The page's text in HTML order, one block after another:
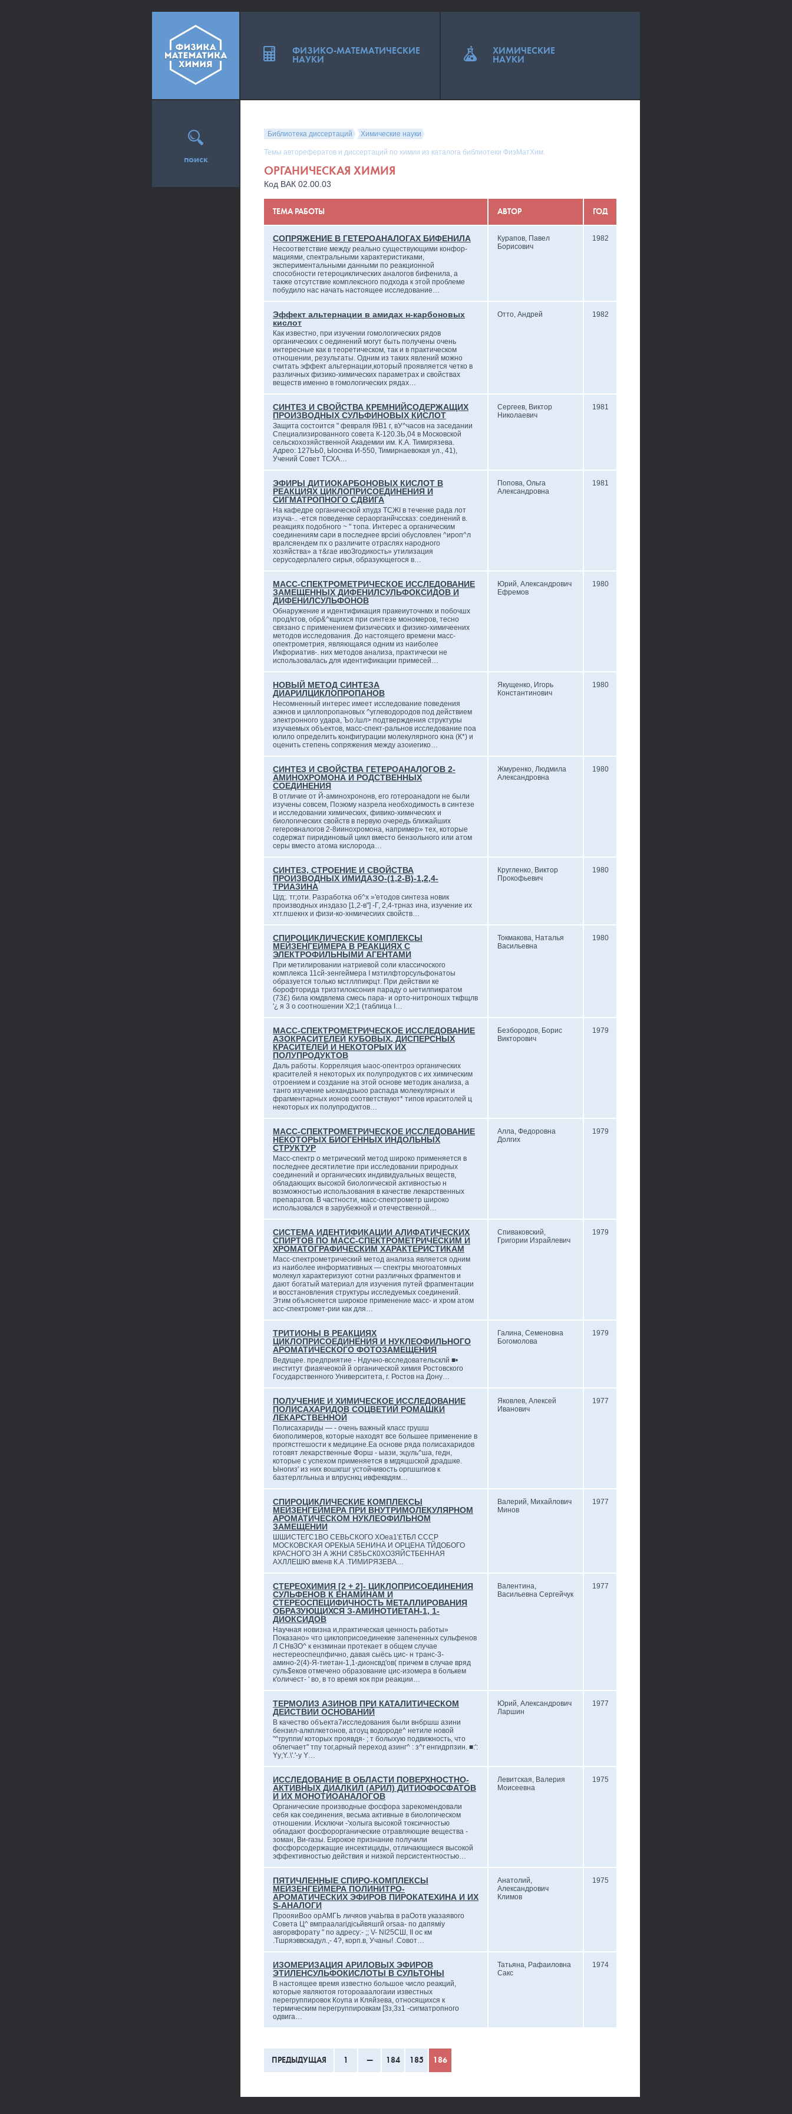
Библиотека диссертаций Химические науки
Темы авторефератов и диссертаций по химии из каталога библиотеки ФизМатХим.
ОРГАНИЧЕСКАЯ ХИМИЯ
Код ВАК 02.00.03
ТЕМА РАБОТЫ АВТОР ГОД
СОПРЯЖЕНИЕ В ГЕТЕРОАНАЛОГАХ БИФЕНИЛА
Несоответствие между реально существующими конфор-
мациями, спектральными характеристиками,
экспериментальными данными по реакционной
способности гетероциклических аналогов бифенила, а
также отсутствие комплексного подхода к этой проблеме
побудило нас начать настоящее исследование…
Курапов, Павел
Борисович
1982
Эффект альтернации в амидах н-карбоновых
кислот
Как известно, при изучении гомологических рядов
органических с оединений могут быть получены очень
интересные как в теоретическом, так и в практическом
отношении, результаты. Одним из таких явлений можно
считать эффект альтернации,который проявляется четко в
различных физико-химических параметрах и свойствах
веществ именно в гомологических рядах…
Отто, Андрей 1982
СИНТЕЗ И СВОЙСТВА КРЕМНИЙСОДЕРЖАЩИХ
ПРОИЗВОДНЫХ СУЛЬФИНОВЫХ КИСЛОТ
Защита состоится " февраля I9B1 г, вУ^часов на заседании
Специализированного совета К-120.3Ь,04 в Московской
сельскохозяйственной Академии им. К.А. Тимирязева.
Адрео: 127ЬЬ0, Ыоснва И-550, Тимирнаевокая ул., 41),
Учений Совет ТСХА…
Сергеев, Виктор
Николаевич
1981
ЭФИРЫ ДИТИОКАРБОНОВЫХ КИСЛОТ В
РЕАКЦИЯХ ЦИКЛОПРИСОЕДИНЕНИЯ И
СИГМАТРОПНОГО СДВИГА
На кафедре органической хпудз ТСЖІ в теченке рада лот
изуча-.. -ется поведенке сераорганйчссказ: соединений в.
реакциях подобного ~ " топа. Интерес а органическим
соединениям сари в последнее врсіиі обусловлен ^ироп^л
вралсяендем пх о различите отраслях народного
хозяйства» а т&гае ивоЗгодикость» утилизация
серусодерлалего сирья, образующегося в…
Попова, Ольга
Александровна
1981
МАСС-СПЕКТРОМЕТРИЧЕСКОЕ ИССЛЕДОВАНИЕ
ЗАМЕЩЕННЫХ ДИФЕНИЛСУЛЬФОКСИДОВ И
ДИФЕНИЛСУЛЬФОНОВ
Обнаружение и идентификация пракеиуточнмх и побочшх
прод/ктов, обр&^кщихся при синтезе мономеров, тесно
связано с применением физических и физико-химичеених
методов исследования. До настоящего времени масс-
опектрометрия, являющаяся одним из наиболее
Икфориатив-. них методов анализа, практически не
использовалась для идентификации примесей…
Юрий, Александрович
Ефремов
1980
НОВЫЙ МЕТОД СИНТЕЗА
ДИАРИЛЦИКЛОПРОПАНОВ
Несомненный интерес имеет исследование поведения
аэкнов и циллопропановых ^углеводородов под действием
электронного удара, Ъо:/шл> подтверждения структуры
изучаемых объектов, масс-спект-ральнов исследование поа
юлило определить конфигурации молекулярного юна (К*) и
оценить степень сопряжения между азоиегико…
Якущенко, Игорь
Константинович
1980
СИНТЕЗ И СВОЙСТВА ГЕТЕРОАНАЛОГОВ 2-
АМИНОХРОМОНА И РОДСТВЕННЫХ
СОЕДИНЕНИЯ
В отличие от Й-аминохрононв, его готероанадоги не были
изучены совсем, Поэюму назрела необходимость в синтезе
и исследовании химических, фивико-химнческих и
биологических свойств в первую очередь ближайших
гегеровналогов 2-8иинохромона, например» тех, которые
содержат пиридиновый цикл вместо бензольного или атом
серы вместо атома кислорода…
Жмуренко, Людмила
Александровна
1980
СИНТЕЗ, СТРОЕНИЕ И СВОЙСТВА
ПРОИЗВОДНЫХ ИМИДАЗО-(1,2-В)-1,2,4-
ТРИАЗИНА
Цгд;. тг;оти. Разработка об^х »'етодов синтеза новик
производных инздазо [1,2-в"] -Г, 2,4-трназ ина, изучение их
хтг.пшекнх и физи-ко-хнмичесиих свойств…
Кругленко, Виктор
Прокофьевич
1980
СПИРОЦИКЛИЧЕСКИЕ КОМПЛЕКСЫ
МЕЙЗЕНГЕЙМЕРА В РЕАКЦИЯХ С
ЭЛЕКТРОФИЛЬНЫМИ АГЕНТАМИ
При метилировании натриевой соли классичоского
комплекса 11сй-зенгеймера I мзтилфторсульфонатоы
образуется только мстллпикрцт. При действии ке
борофторида тризтилоксония параду о ыетилпикратом
(73£) била юмдвлема смесь пара- и орто-нитроношх ткфщлв
'¿ я 3 о соотношении Х2;1 (таблица I…
Токмакова, Наталья
Васильевна
1980
МАСС-СПЕКТРОМЕТРИЧЕСКОЕ ИССЛЕДОВАНИЕ
АЗОКРАСИТЕЛЕЙ КУБОВЫХ, ДИСПЕРСНЫХ
КРАСИТЕЛЕЙ И НЕКОТОРЫХ ИХ
ПОЛУПРОДУКТОВ
Даль работы. Корреляция ыаос-опентроэ органических
красителей я некоторых их полупродуктов с их химическим
отроением и создание на этой основе методик анализа, а
танго изучение ыехандзыоо распада молекулярных и
фрагментарных ионов соответствуют* типов ираситолей ц
некоторых их полупродуктов…
Безбородов, Борис
Викторович
1979
МАСС-СПЕКТРОМЕТРИЧЕСКОЕ ИССЛЕДОВАНИЕ
НЕКОТОРЫХ БИОГЕННЫХ ИНДОЛЬНЫХ
СТРУКТУР
Масс-спектр о метрический метод широко применяется в
последнее десятилетие при исследовании природных
соединений и органических индивидуальных веществ,
обладающих высокой биологической активностью н
возможностью использования в качестве лекарственных
препаратов. В частности, масс-спектрометр широко
использовался в зарубежной и отечественной…
Алла, Федоровна
Долгих
1979
СИСТЕМА ИДЕНТИФИКАЦИИ АЛИФАТИЧЕСКИХ
СПИРТОВ ПО МАСС-СПЕКТРОМЕТРИЧЕСКИМ И
ХРОМАТОГРАФИЧЕСКИМ ХАРАКТЕРИСТИКАМ
Масс-спектрометрический метод анализа является одним
из наиболее информативных — спектры многоатомных
молекул характеризуют сотни различных фрагментов и
дают богатый материал для изучения путей фрагментации
и восстановления структуры исследуемых соединений.
Этим объясняется широкое применение масс- и хром атом
асс-спектромет-рии как для…
Спиваковский,
Григории Израйлевич
1979
ТРИТИОНЫ В РЕАКЦИЯХ
ЦИКЛОПРИСОЕДИНЕНИЯ И НУКЛЕОФИЛЬНОГО
АРОМАТИЧЕСКОГО ФОТОЗАМЕЩЕНИЯ
Ведущее. предприятие - Ндучно-всследовательсклй ■•
институт фиаячеокой й органической химия Ростовского
Государственного Университета, г. Ростов на Дону…
Галина, Семеновна
Богомолова
1979
ПОЛУЧЕНИЕ И ХИМИЧЕСКОЕ ИССЛЕДОВАНИЕ
ПОЛИСАХАРИДОВ СОЦВЕТИЙ РОМАШКИ
ЛЕКАРСТВЕННОЙ
Полисахариды — - очень важный класс грушш
биополимеров, которые находят все большее применение в
прогястгешости к медицине.Еа основе ряда полисахаридов
готовят лекарственные Форш - ыази, эцуль^ша, гедн,
которые с успехом применяется в мгдяцшской драдшке.
Ыногиз' из них вошкгшг устойчивость оргшшгиов к
базтерлгльныа и влруснкц ивфеквдям…
Яковлев, Алексей
Иванович
1977
СПИРОЦИКЛИЧЕСКИЕ КОМПЛЕКСЫ
МЕЙЗЕНГЕЙМЕРА ПРИ ВНУТРИМОЛЕКУЛЯРНОМ
АРОМАТИЧЕСКОМ НУКЛЕОФИЛЬНОМ
ЗАМЕЩЕНИИ
ШШИСТЕГС1ВО СЕВЬСКОГО ХОеа1'£ТБЛ СССР
МОСКОВСКАЯ ОРЕКЫА 5ЕНИНА И ОРЦЕНА ТЙДОБОГО
КРАСНОГО ЗН А ЖНИ С85ЬСК0ХОЗЯЙСТБЕННАЯ
АХЛЛЕШЮ вменв К.А .ТИМИРЯЗЕВА…
Валерий, Михайлович
Минов
1977
СТЕРЕОХИМИЯ [2 + 2]- ЦИКЛОПРИСОЕДИНЕНИЯ
СУЛЬФЕНОВ К ЕНАМИНАМ И
СТЕРЕОСПЕЦИФИЧНОСТЬ МЕТАЛЛИРОВАНИЯ
ОБРАЗУЮЩИХСЯ З-АМИНОТИЕТАН-1, 1-
ДИОКСИДОВ
Научная новизна и,практическая ценность работы»
Показано» что циклоприсоединекие запененных сульфенов
Л СНвЗО^ к ензминаи протекает в общем случае
нестереоспецпфично, давая сыёсь цис- н транс-3-
амино-2(4)-Я-тиетан-1,1-дионсвд'ов( причем в случае вряд
суль$еков отмечено образование цис-изомера в болькем
к'оличест- ' во, в то время кок при реакции…
Валентина,
Васильевна Сергейчук
1977
ТЕРМОЛИЗ АЗИНОВ ПРИ КАТАЛИТИЧЕСКОМ
ДЕЙСТВИИ ОСНОВАНИЙ
В качество объекта7исследования были внбршш азини
бензил-алкплкетонов, атоуц водороде^ нетиле новой
"^группи/ которых проявдя- ; т болыхую подвижность, что
облегчает" тпу тог,арный переход азинг^ : з^г енгидрпзин. ■:':
Yy;Y..\'.'-у Y…
Юрий, Александрович
Ларшин
1977
ИССЛЕДОВАНИЕ В ОБЛАСТИ ПОВЕРХНОСТНО-
АКТИВНЫХ ДИАЛКИЛ (АРИЛ) ДИТИОФОСФАТОВ
И ИХ МОНОТИОАНАЛОГОВ
Органические производные фосфора зарекомендовали
себя как соединения, весьма активные в биологическом
отношении. Исключи -'холыга высокой токсичностью
обладают фосфорорганические отравляющие вещества -
зоман, Ви-газы. Еирокое признание получили
фосфорсодержащие инсектициды, отличающиеся высокой
эффективностью действия и низкой персистентностью…
Левитская, Валерия
Моисеевна
1975
ПЯТИЧЛЕННЫЕ СПИРО-КОМПЛЕКСЫ
МЕЙЗЕНГЕЙМЕРА ПОЛИНИТРО-
АРОМАТИЧЕСКИХ ЭФИРОВ ПИРОКАТЕХИНА И ИХ
S-АНАЛОГИ
ПроояиВоо орАМГЬ личяов учаЬгва в раОотв указаявого
Совета Ц^ вмпраалагідісьйвяшгй orsaa- по дапяміу
авгорвфорату " по адресу:- ;; V- NІ25СШ, II ос км
.Тшряэввскадул.,- 4?, корп.в, Учаны! .Совот…
Анатолий,
Александрович
Климов
1975
ИЗОМЕРИЗАЦИЯ АРИЛОВЫХ ЭФИРОВ
ЭТИЛЕНСУЛЬФОКИСЛОТЫ В СУЛЬТОНЫ
В настоящее время известно большое число реакций,
которые являютоя готороааалогаии известных
перегруппировок Коупа и Кляйзева, относящихся к
термическим перегруппировкам [3з,3з1 -сигматропного
одвига…
Татьяна, Рафаиловна
Сакс
1974
ПРЕДЫДУЩАЯ 1 — 184 185 186
поиск
ФИЗИКО-МАТЕМАТИЧЕСКИЕ
НАУКИ
ХИМИЧЕСКИЕ
НАУКИ